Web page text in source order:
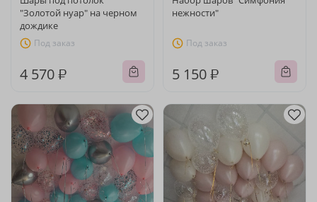
"Золотой нуар" на черном
дождике
Под заказ
4 570 ₽
нежности"
Под заказ
5 150 ₽